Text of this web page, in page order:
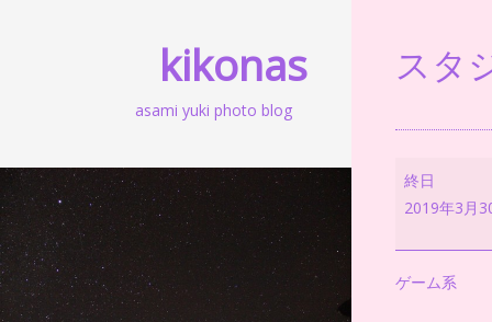
kikonas
asami yuki photo blog
スタ
ス
タ
オ
or
終日
2019年3月
ゲーム系